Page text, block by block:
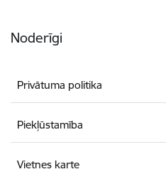
Noderīgi
Privātuma politika
Piekļūstamība
Vietnes karte